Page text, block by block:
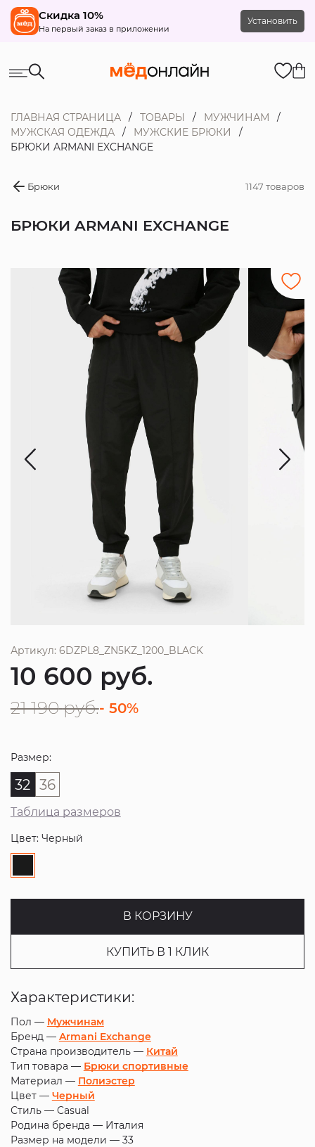
Скидка 10%
На первый заказ в приложении
Установить
ГЛАВНАЯ СТРАНИЦА ТОВАРЫ
МУЖЧИНАМ
МУЖСКАЯ ОДЕЖДА
МУЖСКИЕ БРЮКИ
БРЮКИ ARMANI EXCHANGE
Брюки 1147 товаров
БРЮКИ ARMANI EXCHANGE
Артикул: 6DZPL8_ZN5KZ_1200_BLACK
10 600 руб.
21 190 руб.- 50%
Размер:
32 36
Таблица размеров
Цвет: Черный
В КОРЗИНУ
КУПИТЬ В 1 КЛИК
Характеристики:
Пол — Мужчинам
Бренд — Armani Exchange
Страна производитель — Китай
Тип товара — Брюки спортивные
Материал — Полиэстер
Цвет — Черный
Стиль — Casual
Родина бренда — Италия
Размер на модели — 33